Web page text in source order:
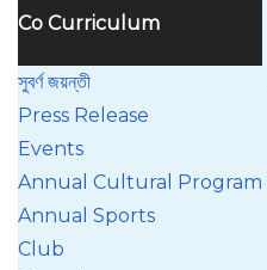
Co Curriculum
সুবর্ণ জয়ন্তী
Press Release
Events
Annual Cultural Program
Annual Sports
Club